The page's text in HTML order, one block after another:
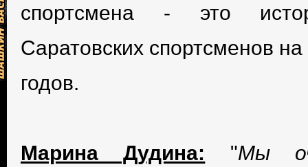
спортсмена - это
Саратовских спортсменов
годов.
Марина Дудина: "Мы